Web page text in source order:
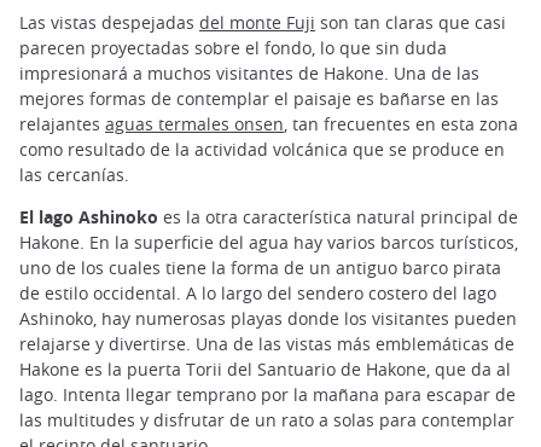
Las vistas despejadas del monte Fuji son tan claras que casi
parecen proyectadas sobre el fondo, lo que sin duda
impresionará a muchos visitantes de Hakone. Una de las
mejores formas de contemplar el paisaje es bañarse en las
relajantes aguas termales onsen , tan frecuentes en esta zona
como resultado de la actividad volcánica que se produce en
las cercanías.
El lago Ashinoko es la otra característica natural principal de
Hakone. En la superficie del agua hay varios barcos turísticos,
uno de los cuales tiene la forma de un antiguo barco pirata
de estilo occidental. A lo largo del sendero costero del lago
Ashinoko, hay numerosas playas donde los visitantes pueden
relajarse y divertirse. Una de las vistas más emblemáticas de
Hakone es la puerta Torii del Santuario de Hakone, que da al
lago. Intenta llegar temprano por la mañana para escapar de
las multitudes y disfrutar de un rato a solas para contemplar